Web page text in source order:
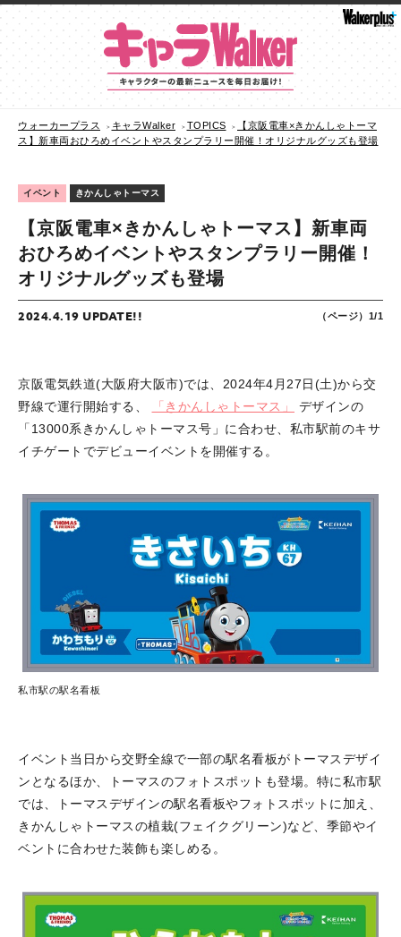
ウォーカープラス キャラWalker TOPICS
【京阪電車×きかんしゃトーマ
ス】新車両おひろめイベントやスタンプラリー開催！オリジナルグッズも登場
イベント きかんしゃトーマス
【京阪電車×きかんしゃトーマス】新車両
おひろめイベントやスタンプラリー開催！
オリジナルグッズも登場
2024.4.19 UPDATE!! （ページ）1/1
京阪電気鉄道(大阪府大阪市)では、2024年4月27日(土)から交
野線で運行開始する、
「きかんしゃトーマス」
デザインの
「13000系きかんしゃトーマス号」に合わせ、私市駅前のキサ
イチゲートでデビューイベントを開催する。
私市駅の駅名看板
イベント当日から交野全線で一部の駅名看板がトーマスデザイ
ンとなるほか、トーマスのフォトスポットも登場。特に私市駅
では、トーマスデザインの駅名看板やフォトスポットに加え、
きかんしゃトーマスの植栽(フェイクグリーン)など、季節やイ
ベントに合わせた装飾も楽しめる。